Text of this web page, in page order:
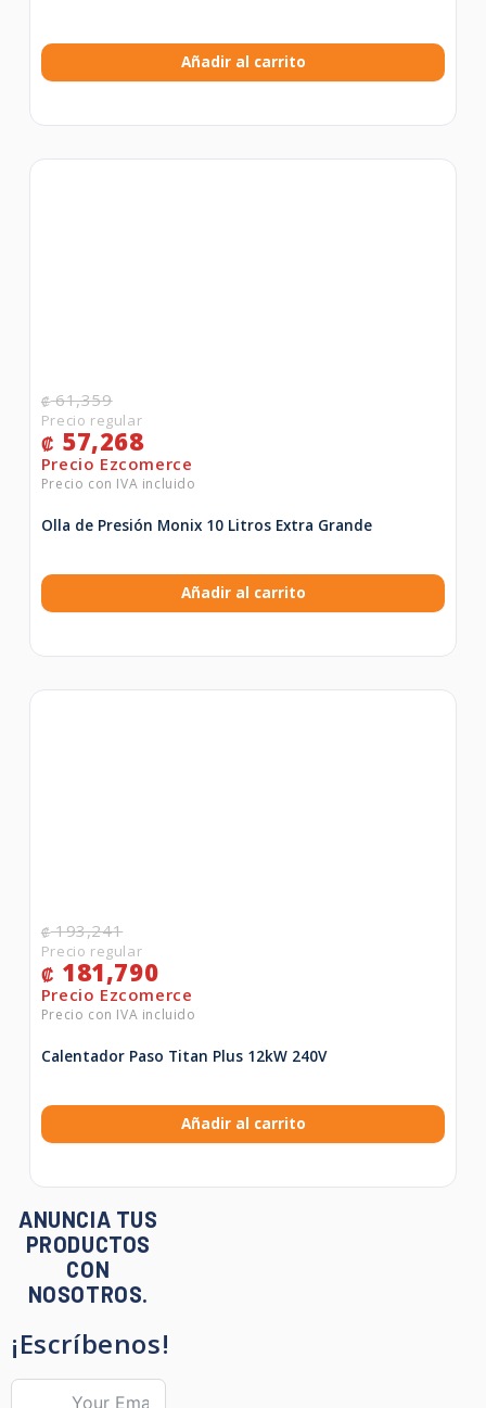
Añadir al carrito
₡61,359
₡ 57,268
Olla de Presión Monix 10 Litros Extra Grande
Añadir al carrito
₡193,241
₡ 181,790
Calentador Paso Titan Plus 12kW 240V
Añadir al carrito
ANUNCIA TUS
PRODUCTOS
CON
NOSOTROS.
¡Escríbenos!